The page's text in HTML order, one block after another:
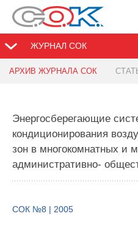
ЖУРНАЛ СОК
АРХИВ ЖУРНАЛА СОК
Энергосберегающие
кондиционирования
зон в многокомнатных и
административно-
СОК №8 | 2005